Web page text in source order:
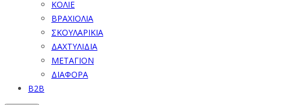
ΚΟΛΙΕ
ΒΡΑΧΙΟΛΙΑ
ΣΚΟΥΛΑΡΙΚΙΑ
ΔΑΧΤΥΛΙΔΙΑ
ΜΕΤΑΓΙΟΝ
ΔΙΑΦΟΡΑ
B2B